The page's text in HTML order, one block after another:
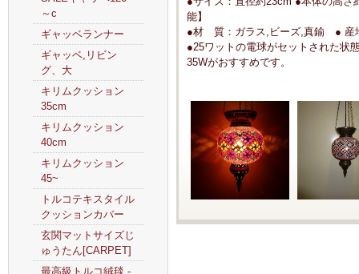
～c
ギャッベランナー
ギャッベ,リビン
グ、大
キリムクッション
35cm
キリムクッション
40cm
キリムクッション
45~
トルコテキスタイル
クッションカバー
玄関マットサイズじ
ゅうたん[CARPET]
最高級トルコ絨毯 -
能】
●材 質：ガラス,ビーズ,真鍮 ● 産
●25ワットの電球がセットされた状
35Wがおすすめです。